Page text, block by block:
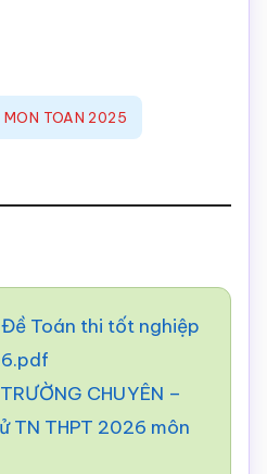
MON TOAN 2025
Đề Toán thi tốt nghiệp
CHUYÊN –
TN THPT 2026 môn